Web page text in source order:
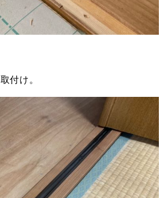
付け。